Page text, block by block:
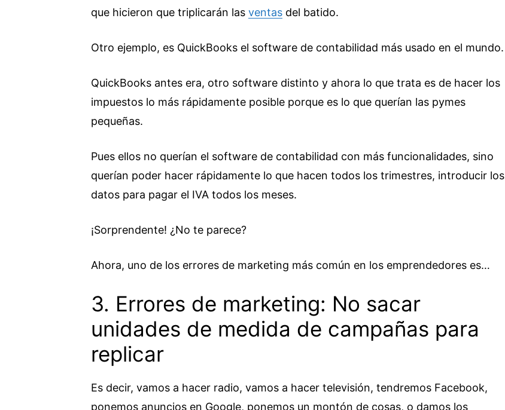
que hicieron que triplicarán las ventas del batido.
Otro ejemplo, es QuickBooks el software de contabilidad más usado en el mundo.
QuickBooks antes era, otro software distinto y ahora lo que trata es de hacer los
impuestos lo más rápidamente posible porque es lo que querían las pymes
pequeñas.
Pues ellos no querían el software de contabilidad con más funcionalidades, sino
querían poder hacer rápidamente lo que hacen todos los trimestres, introducir los
datos para pagar el IVA todos los meses.
¡Sorprendente! ¿No te parece?
Ahora, uno de los errores de marketing más común en los emprendedores es…
3. Errores de marketing: No sacar
unidades de medida de campañas para
replicar
Es decir, vamos a hacer radio, vamos a hacer televisión, tendremos Facebook,
ponemos anuncios en Google, ponemos un montón de cosas, o damos los